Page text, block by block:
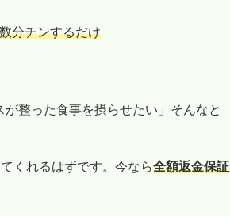
分チンするだけ
整った食事を摂らせたい」そんなと
くれるはずです。今なら全額返金保証